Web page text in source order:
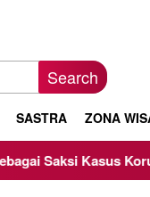
Search
SASTRA ZONA
Bibit Nanas